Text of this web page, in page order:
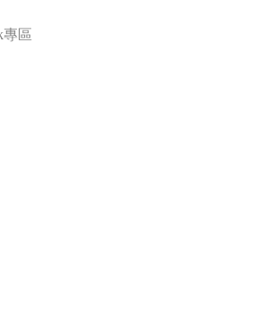
專區